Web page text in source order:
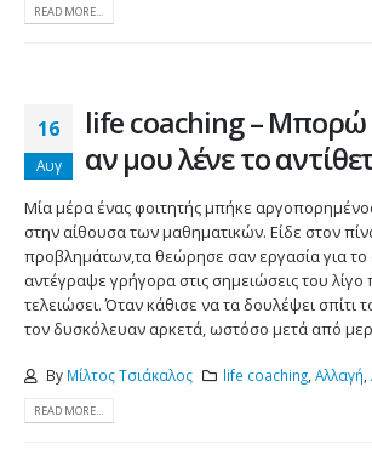
READ MORE...
16
Αυγ
life coaching – Μπορώ
αν μου λένε το
Μία μέρα ένας φοιτητής μπήκε
στην αίθουσα των μαθηματικών. Είδε στον
προβλημάτων,τα θεώρησε σαν εργασία για το
αντέγραψε γρήγορα στις σημειώσεις του
τελειώσει. Όταν κάθισε να τα δουλέψει σπίτι
τον δυσκόλευαν αρκετά, ωστόσο μετά από
By Μίλτος Τσιάκαλος life coaching ,Αλλαγή ,
READ MORE...